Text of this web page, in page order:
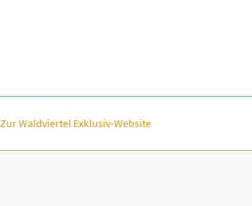
Zur Waldviertel Exklusiv-Website